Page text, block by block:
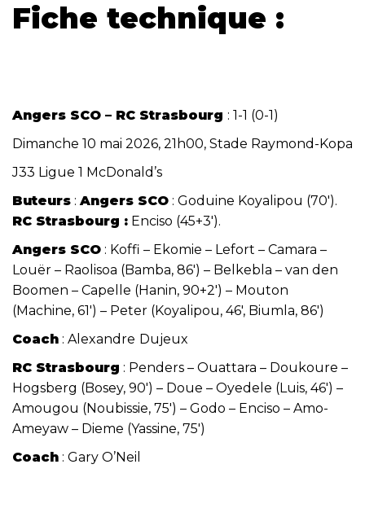
Fiche technique :
Angers SCO – RC Strasbourg : 1-1 (0-1)
Dimanche 10 mai 2026, 21h00, Stade Raymond-Kopa
J33 Ligue 1 McDonald’s
Buteurs :Angers SCO : Goduine Koyalipou (70′).
RC Strasbourg : Enciso (45+3′).
Angers SCO : Koffi – Ekomie – Lefort – Camara –
Louër – Raolisoa (Bamba, 86′) – Belkebla – van den
Boomen – Capelle (Hanin, 90+2′) – Mouton
(Machine, 61′) – Peter (Koyalipou, 46′, Biumla, 86′)
Coach : Alexandre Dujeux
RC Strasbourg : Penders – Ouattara – Doukoure –
Hogsberg (Bosey, 90′) – Doue – Oyedele (Luis, 46′) –
Amougou (Noubissie, 75′) – Godo – Enciso – Amo-
Ameyaw – Dieme (Yassine, 75′)
Coach : Gary O’Neil